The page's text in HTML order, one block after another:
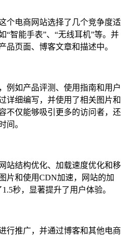
个电商网站选择了几个竞争度适
“智能手表”、“无线耳机”等。并
品页面、博客文章和描述中。
例如产品评测、使用指南和用户
详细编写，并使用了相关图片和
不仅能够吸引更多的访问者，还
间。
站结构优化、加载速度优化和移
片和使用CDN加速，网站的加
秒，显著提升了用户体验。
行推广，并通过博客和其他电商